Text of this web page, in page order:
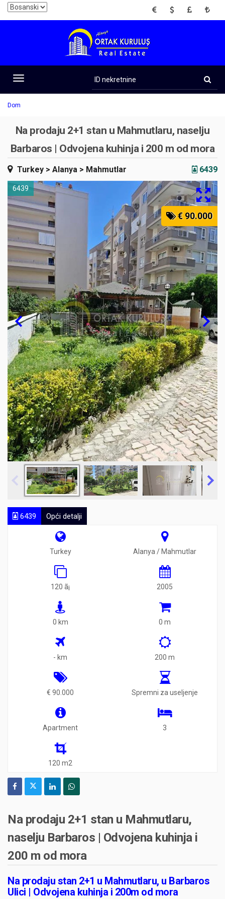
EUR USD GBP TRY
Toggle
navigation
nekretnine
Dom
Na prodaju 2+1 stan u Mahmutlaru, naselju
Barbaros | Odvojena kuhinja i 200 m od mora
Turkey > Alanya > Mahmutlar 6439
6439
€ 90.000
6439 Opći detalji
Turkey Alanya / Mahmutlar
120 ã¡ 2005
0 km 0 m
- km 200 m
€ 90.000 Spremni za useljenje
Apartment 3
120 m2
Na prodaju 2+1 stan u Mahmutlaru,
naselju Barbaros | Odvojena kuhinja i
200 m od mora
Na prodaju stan 2+1 u Mahmutlaru, u Barbaros
Ulici | Odvojena kuhinja i 200m od mora